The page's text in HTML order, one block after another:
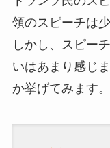
領のスピーチは
しかし、スピー
いはあまり感じ
か挙げてみます。